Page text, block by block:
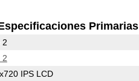
Primarias
2
2
IPS LCD